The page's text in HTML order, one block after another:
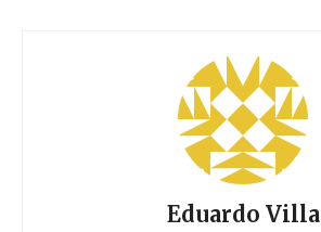
Eduardo Villa